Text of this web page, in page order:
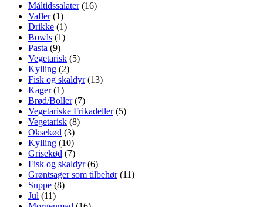
Måltidssalater(16)
Vafler(1)
Drikke (1)
Bowls (1)
Pasta (9)
Vegetarisk (5)
Kylling (2)
Fisk og skaldyr(13)
Kager(1)
Brød/Boller(7)
Vegetariske Frikadeller(5)
Vegetarisk (8)
Oksekød (3)
Kylling (10)
Grisekød (7)
Fisk og skaldyr(6)
Grøntsager som tilbehør(11)
Suppe (8)
Jul (11)